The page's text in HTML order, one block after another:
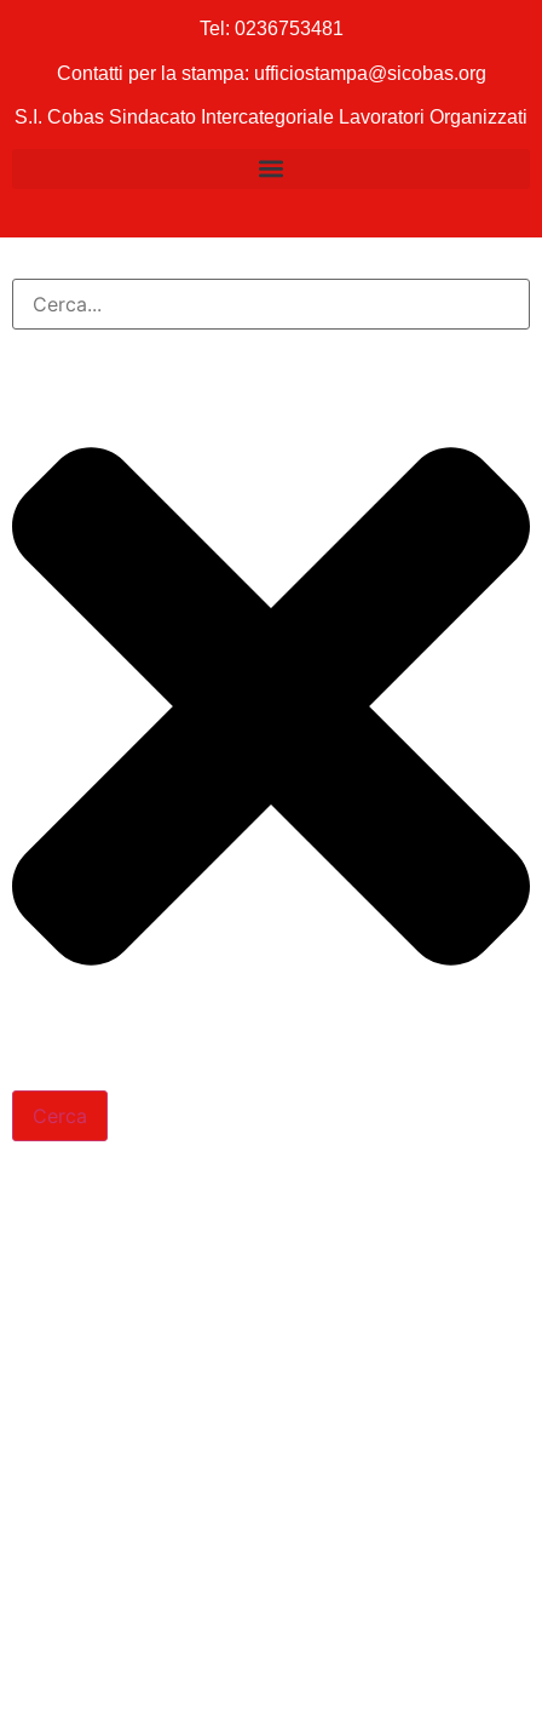
Tel: 0236753481
Contatti per la stampa: ufficiostampa@sicobas.org
S.I. Cobas Sindacato Intercategoriale Lavoratori Organizzati
Cerca